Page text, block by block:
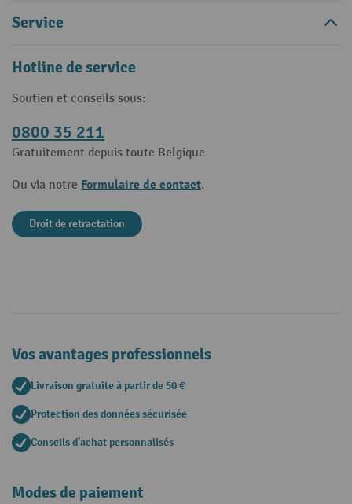
Service
Hotline de service
Soutien et conseils sous:
0800 35 211
Gratuitement depuis toute Belgique
Ou via notre Formulaire de contact.
Droit de retractation
Vos avantages professionnels
Livraison gratuite à partir de 50 €
Protection des données sécurisée
Conseils d'achat personnalisés
Modes de paiement